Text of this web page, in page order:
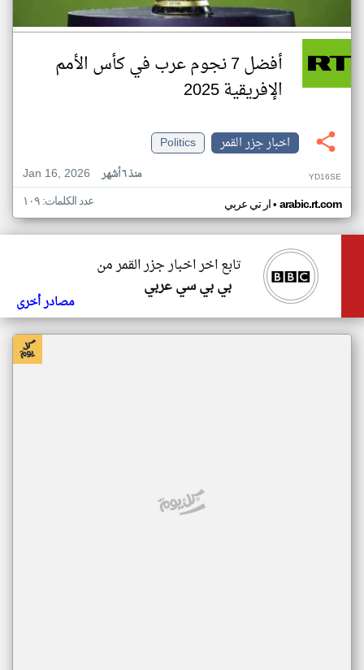
أفضل 7 نجوم عرب في كأس الأمم
الإفريقية 2025
اخبار جزر القمر
Politics
Jan 16, 2026
منذ ٦ أشهر YD16SE
ار تي عربي• arabic.rt.com عدد الكلمات: ١٠٩
تابع اخر اخبار جزر القمر من
بي بي سي عربي
مصادر أخرى